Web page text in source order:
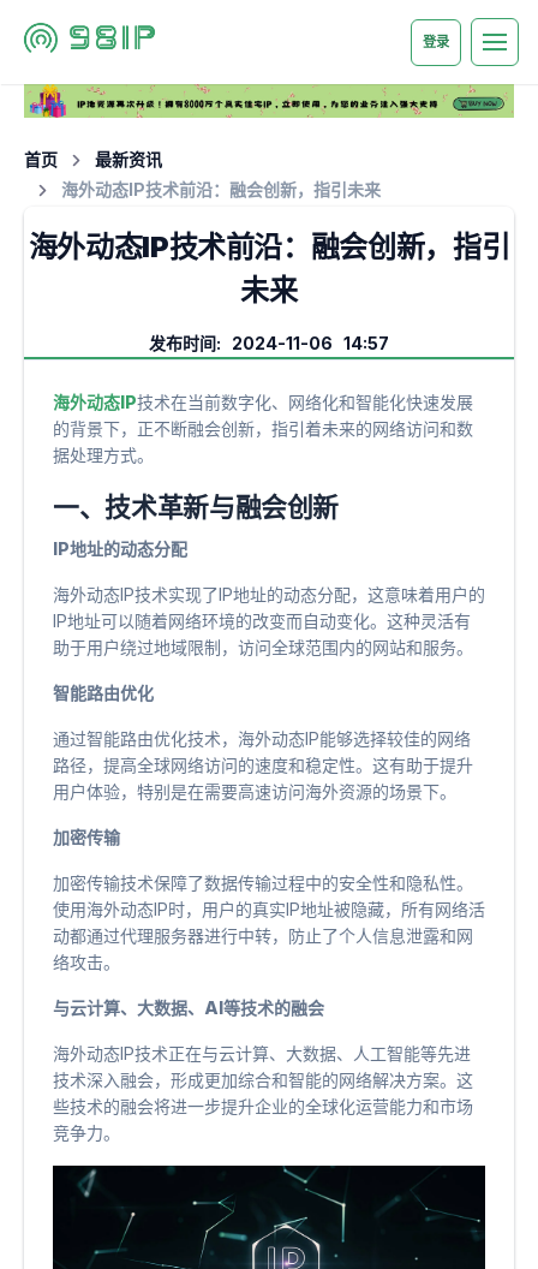
登录
首页
最新资讯
海外动态IP技术前沿：融会创新，指引未来
海外动态IP技术前沿：融会创新，指引
未来
发布时间: 2024-11-06 14:57
海外动态IP技术在当前数字化、网络化和智能化快速发展
的背景下，正不断融会创新，指引着未来的网络访问和数
据处理方式。
一、技术革新与融会创新
IP地址的动态分配
海外动态IP技术实现了IP地址的动态分配，这意味着用户的
IP地址可以随着网络环境的改变而自动变化。这种灵活有
助于用户绕过地域限制，访问全球范围内的网站和服务。
智能路由优化
通过智能路由优化技术，海外动态IP能够选择较佳的网络
路径，提高全球网络访问的速度和稳定性。这有助于提升
用户体验，特别是在需要高速访问海外资源的场景下。
加密传输
加密传输技术保障了数据传输过程中的安全性和隐私性。
使用海外动态IP时，用户的真实IP地址被隐藏，所有网络活
动都通过代理服务器进行中转，防止了个人信息泄露和网
络攻击。
与云计算、大数据、AI等技术的融会
海外动态IP技术正在与云计算、大数据、人工智能等先进
技术深入融会，形成更加综合和智能的网络解决方案。这
些技术的融会将进一步提升企业的全球化运营能力和市场
竞争力。